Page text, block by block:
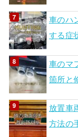
車のハ
する症
車のマ
箇所と
放置車
方法の